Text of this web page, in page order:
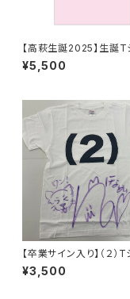
【高萩生誕2025】生誕T
¥5,500
【卒業サイン入り】（２）
【ホワイト】森永新菜
¥3,500